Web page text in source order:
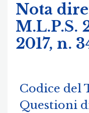
Nota
M.L.P.S.
2017, n.
Codice del
Questioni